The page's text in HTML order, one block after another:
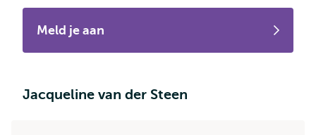
Meld je aan
Jacqueline van der Steen